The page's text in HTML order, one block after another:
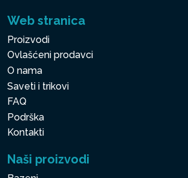
Web stranica
Proizvodi
Ovlašćeni prodavci
O nama
Saveti i trikovi
FAQ
Podrška
Kontakti
Naši proizvodi